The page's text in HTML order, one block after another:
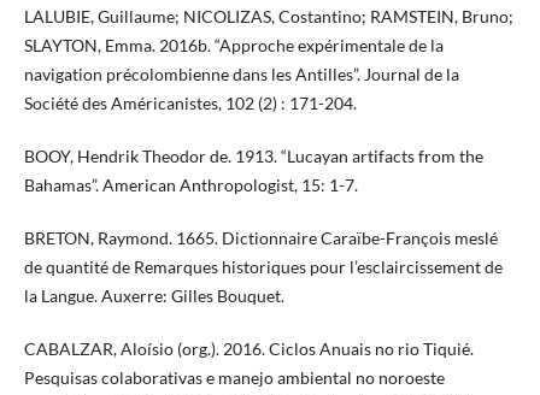
LALUBIE, Guillaume; NICOLIZAS, Costantino; RAMSTEIN, Bruno;
SLAYTON, Emma. 2016b. “Approche expérimentale de la
navigation précolombienne dans les Antilles”. Journal de la
Société des Américanistes, 102 (2) : 171-204.
BOOY, Hendrik Theodor de. 1913. “Lucayan artifacts from the
Bahamas”. American Anthropologist, 15: 1-7.
BRETON, Raymond. 1665. Dictionnaire Caraïbe-François meslé
de quantité de Remarques historiques pour l’esclaircissement de
la Langue. Auxerre: Gilles Bouquet.
CABALZAR, Aloísio (org.). 2016. Ciclos Anuais no rio Tiquié.
Pesquisas colaborativas e manejo ambiental no noroeste